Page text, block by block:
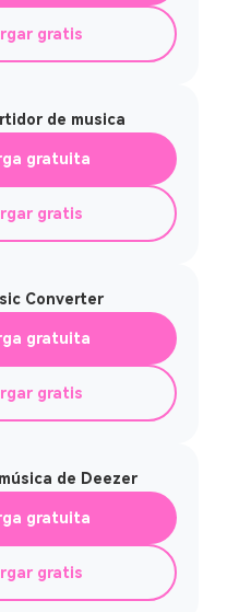
gratis
de musica
gratuita
gratis
Converter
gratuita
gratis
de Deezer
gratuita
gratis